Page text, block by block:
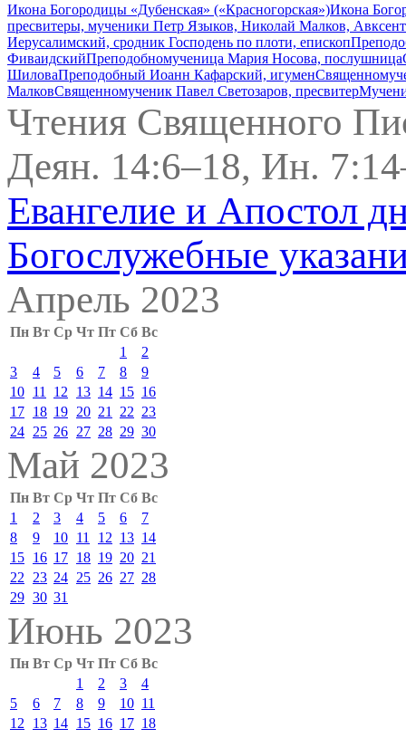
Икона Богородицы «Дубенская» («Красногорская»)Икона
пресвитеры, мученики Петр Языков, Николай Малков,
Иерусалимский, сродник Господень по плоти, епископ
ФиваидскийПреподобномученица Мария Носова, послушница
ШиловаПреподобный Иоанн Кафарский, игумен
МалковСвященномученик Павел Светозаров, пресвитер
Чтения Священного
Деян. 14:6–18, Ин.
Евангелие и Апостол
Богослужебные
Апрель 2023
Пн Вт Ср Чт Пт Сб Вс
1
2
3
4 5 6 7 8
9
10 11 12 13 14 15 16
17 18 19 20 21 22 23
24 25 26 27 28 29 30
Май 2023
Пн Вт Ср Чт Пт Сб Вс
1
2 3 4 5 6
7
8
9 10 11 12 13 14
15 16 17 18 19 20 21
22
23 24 25 26 27 28
29 30 31
Июнь 2023
Пн Вт Ср Чт Пт Сб Вс
1
2 3
4
5
6 7 8 9 10 11
12
13 14 15 16 17 18